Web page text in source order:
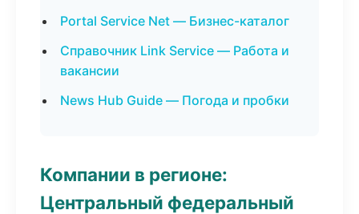
Portal Service Net — Бизнес-каталог
Справочник Link Service — Работа и
вакансии
News Hub Guide — Погода и пробки
Компании в регионе:
Центральный федеральный